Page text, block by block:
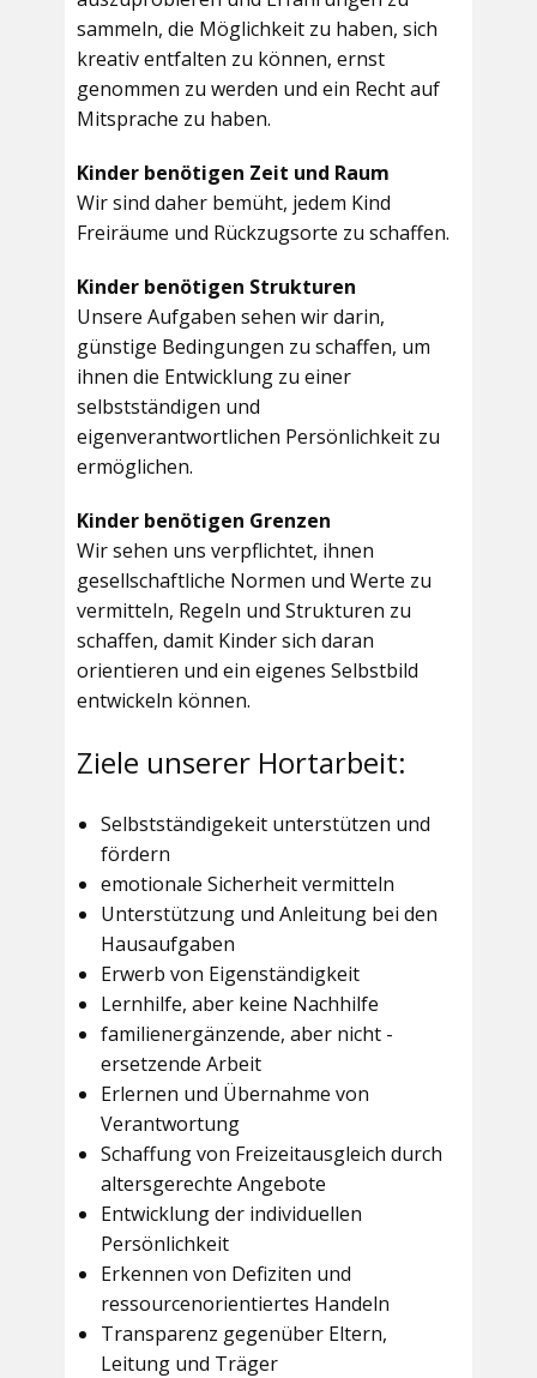
sammeln, die Möglichkeit zu haben, sich
kreativ entfalten zu können, ernst
genommen zu werden und ein Recht auf
Mitsprache zu haben.
Kinder benötigen Zeit und Raum
Wir sind daher bemüht, jedem Kind
Freiräume und Rückzugsorte zu schaffen.
Kinder benötigen Strukturen
Unsere Aufgaben sehen wir darin,
günstige Bedingungen zu schaffen, um
ihnen die Entwicklung zu einer
selbstständigen und
eigenverantwortlichen Persönlichkeit zu
ermöglichen.
Kinder benötigen Grenzen
Wir sehen uns verpflichtet, ihnen
gesellschaftliche Normen und Werte zu
vermitteln, Regeln und Strukturen zu
schaffen, damit Kinder sich daran
orientieren und ein eigenes Selbstbild
entwickeln können.
Ziele unserer Hortarbeit:
Selbstständigekeit unterstützen und
fördern
emotionale Sicherheit vermitteln
Unterstützung und Anleitung bei den
Hausaufgaben
Erwerb von Eigenständigkeit
Lernhilfe, aber keine Nachhilfe
familienergänzende, aber nicht -
ersetzende Arbeit
Erlernen und Übernahme von
Verantwortung
Schaffung von Freizeitausgleich durch
altersgerechte Angebote
Entwicklung der individuellen
Persönlichkeit
Erkennen von Defiziten und
ressourcenorientiertes Handeln
Transparenz gegenüber Eltern,
Leitung und Träger